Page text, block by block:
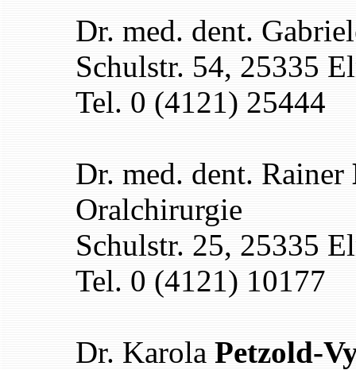
Dr. med. dent.
Schulstr. 54, 25335
Tel. 0 (4121) 25444
Dr. med. dent. Rainer
Oralchirurgie
Schulstr. 25, 25335
Tel. 0 (4121) 10177
Dr. Karola Petzold-